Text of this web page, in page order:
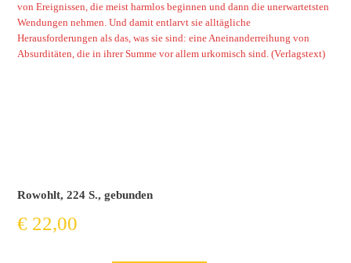
von Ereignissen, die meist harmlos beginnen und dann die unerwartetsten
Wendungen nehmen. Und damit entlarvt sie alltägliche
Herausforderungen als das, was sie sind: eine Aneinanderreihung von
Absurditäten, die in ihrer Summe vor allem urkomisch sind. (Verlagstext)
Rowohlt, 224 S., gebunden
€ 22,00